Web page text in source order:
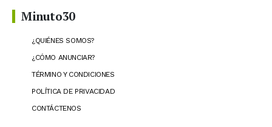
Minuto30
¿QUIÉNES SOMOS?
¿CÓMO ANUNCIAR?
TÉRMINO Y CONDICIONES
POLÍTICA DE PRIVACIDAD
CONTÁCTENOS